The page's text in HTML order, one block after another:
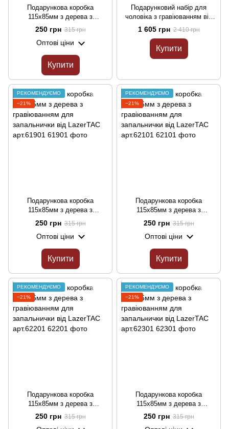
Подарункова коробка
115х85мм з дерева з
гравіюванням для
запальнички від LazerTAC
арт.61701
250 грн 315 грн
Оптові ціни
Купити
Подарунковий набір для
чоловіка з гравіюванням від
LazerTAC арт.61801
1 605 грн 2 410 грн
Купити
РЕКОМЕНДУЄМО
−21%
Подарункова коробка
115х85мм з дерева з
гравіюванням для
запальнички від LazerTAC
арт.61901
250 грн 315 грн
Оптові ціни
Купити
РЕКОМЕНДУЄМО
−21%
Подарункова коробка
115х85мм з дерева з
гравіюванням для
запальнички від LazerTAC
арт.62101
250 грн 315 грн
Оптові ціни
Купити
РЕКОМЕНДУЄМО
−21%
Подарункова коробка
115х85мм з дерева з
гравіюванням для
запальнички від LazerTAC
250 грн 315 грн
РЕКОМЕНДУЄМО
−21%
Подарункова коробка
115х85мм з дерева з
гравіюванням для
запальнички від LazerTAC
250 грн 315 грн